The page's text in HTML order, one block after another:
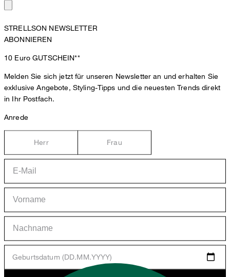
STRELLSON NEWSLETTER
ABONNIEREN
10 EuroGUTSCHEIN**
Melden Sie sich jetzt für unseren Newsletter an und erhalten Sie
exklusive Angebote, Styling-Tipps und die neuesten Trends direkt
in Ihr Postfach.
Anrede
Herr Frau
Geburtsdatum (DD.MM.YYYY)